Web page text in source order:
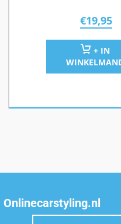
€19,95
+ IN
Onlinecarstyling.nl